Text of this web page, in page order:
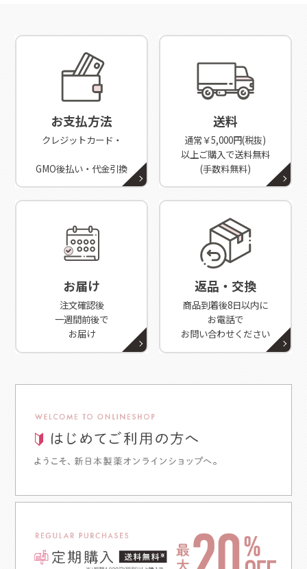
お支払方法
クレジットカード・
GMO後払い・代金引換
送料
通常￥5,000円(税抜)
以上ご購入で送料無料
(手数料無料)
お届け
注文確認後
一週間前後で
お届け
返品・交換
商品到着後8日以内に
お電話で
お問い合わせください